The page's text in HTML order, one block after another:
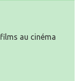
au cinéma